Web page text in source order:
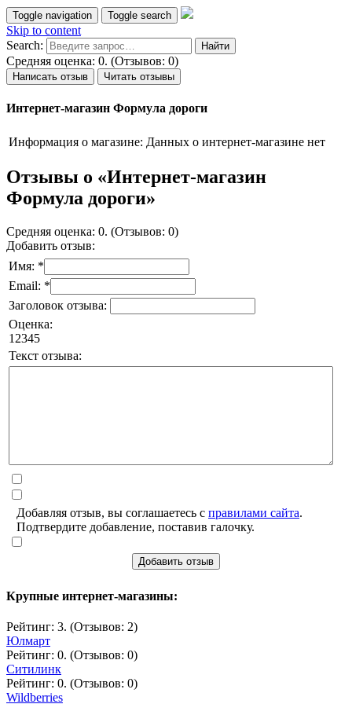
Toggle navigation Toggle search
Skip to content
Search:
Средняя оценка: 0. (Отзывов: 0)
Написать отзыв Читать отзывы
Интернет-магазин Формула дороги
Информация о магазине: Данных о интернет-магазине нет
Отзывы о «Интернет-магазин
Формула дороги»
Средняя оценка: 0. (Отзывов: 0)
Добавить отзыв:
Имя: *
Email: *
Заголовок отзыва:
Оценка:
1 2345
Текст отзыва:
Добавляя отзыв, вы соглашаетесь с правилами сайта.
Подтвердите добавление, поставив галочку.
Добавить отзыв
Крупные интернет-магазины:
Рейтинг: 3. (Отзывов: 2)
Юлмарт
Рейтинг: 0. (Отзывов: 0)
Ситилинк
Рейтинг: 0. (Отзывов: 0)
Wildberries